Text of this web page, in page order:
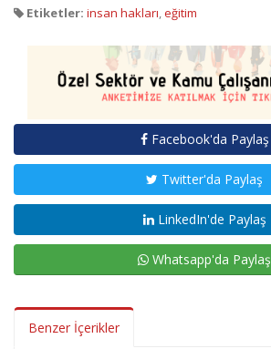
Etiketler: insan hakları,eğitim
Facebook'da Paylaş
Twitter'da Paylaş
LinkedIn'de Paylaş
Whatsapp'da Paylaş
Benzer İçerikler